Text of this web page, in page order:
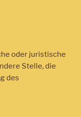
oder juristische
Stelle, die
des